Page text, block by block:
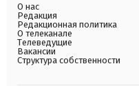
О нас
Редакция
Редакционная политика
О телеканале
Телеведущие
Вакансии
Структура собственности